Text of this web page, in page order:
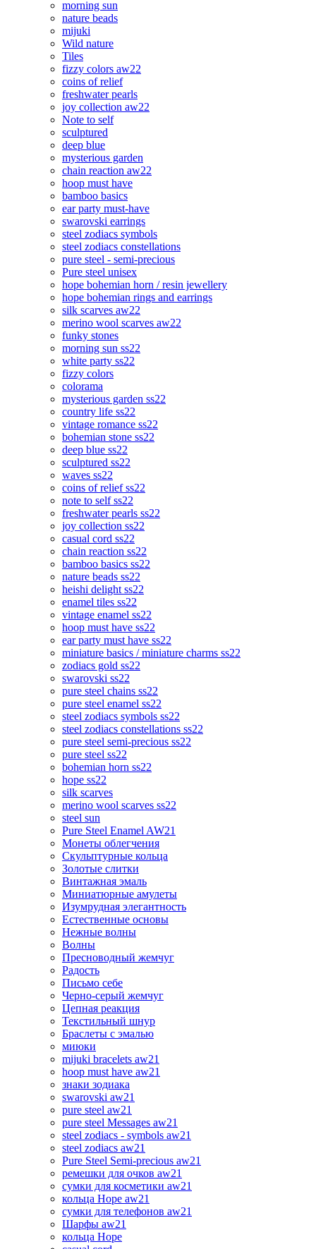
morning sun
nature beads
mijuki
Wild nature
Tiles
fizzy colors aw22
coins of relief
freshwater pearls
joy collection aw22
Note to self
sculptured
deep blue
mysterious garden
chain reaction aw22
hoop must have
bamboo basics
ear party must-have
swarovski earrings
steel zodiacs symbols
steel zodiacs constellations
pure steel - semi-precious
Pure steel unisex
hope bohemian horn / resin jewellery
hope bohemian rings and earrings
silk scarves aw22
merino wool scarves aw22
funky stones
morning sun ss22
white party ss22
fizzy colors
colorama
mysterious garden ss22
country life ss22
vintage romance ss22
bohemian stone ss22
deep blue ss22
sculptured ss22
waves ss22
coins of relief ss22
note to self ss22
freshwater pearls ss22
joy collection ss22
casual cord ss22
chain reaction ss22
bamboo basics ss22
nature beads ss22
heishi delight ss22
enamel tiles ss22
vintage enamel ss22
hoop must have ss22
ear party must have ss22
miniature basics / miniature charms ss22
zodiacs gold ss22
swarovski ss22
pure steel chains ss22
pure steel enamel ss22
steel zodiacs symbols ss22
steel zodiacs constellations ss22
pure steel semi-precious ss22
pure steel ss22
bohemian horn ss22
hope ss22
silk scarves
merino wool scarves ss22
steel sun
Pure Steel Enamel AW21
Монеты облегчения
Скульптурные кольца
Золотые слитки
Винтажная эмаль
Миниатюрные амулеты
Изумрудная элегантность
Естественные основы
Нежные волны
Волны
Пресноводный жемчуг
Радость
Письмо себе
Черно-серый жемчуг
Цепная реакция
Текстильный шнур
Браслеты с эмалью
миюки
mijuki bracelets aw21
hoop must have aw21
знаки зодиака
swarovski aw21
pure steel aw21
pure steel Messages aw21
steel zodiacs - symbols aw21
steel zodiacs aw21
Pure Steel Semi-precious aw21
ремешки для очков aw21
сумки для косметики aw21
кольца Hope aw21
сумки для телефонов aw21
Шарфы aw21
кольца Hope